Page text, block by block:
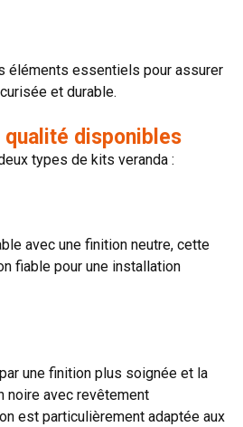
éléments essentiels pour assurer
et durable.
qualité disponibles
types de kits veranda :
avec une finition neutre, cette
fiable pour une installation
une finition plus soignée et la
noire avec revêtement
est particulièrement adaptée aux